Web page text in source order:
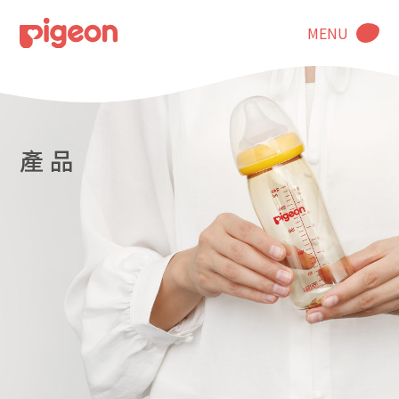
MENU
產 品